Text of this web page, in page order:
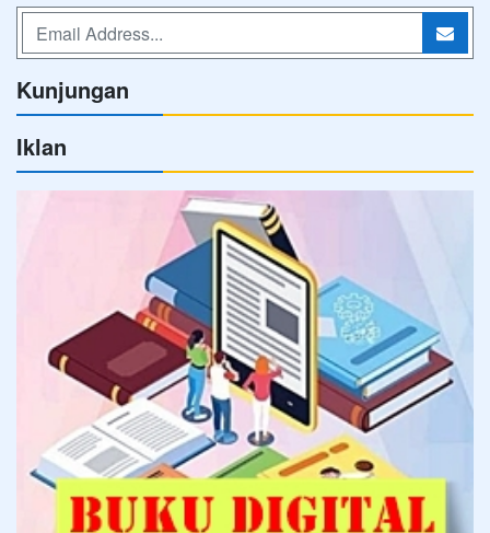
Kunjungan
Iklan